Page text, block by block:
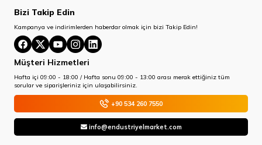
Bizi Takip Edin
Kampanya ve indirimlerden haberdar olmak için bizi Takip Edin!
Müşteri Hizmetleri
Hafta içi 09:00 - 18:00 / Hafta sonu 09:00 - 13:00 arası merak ettiğiniz tüm
sorular ve siparişleriniz için ulaşabilirsiniz.
+90 534 260 7550
info@endustriyelmarket.com